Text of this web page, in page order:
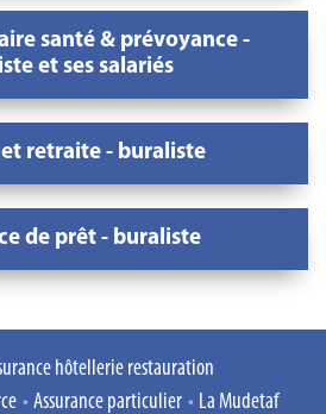
santé & prévoyance -
et ses salariés
et retraite - buraliste
de prêt - buraliste
hôtellerie restauration
Assurance particulier La Mudetaf